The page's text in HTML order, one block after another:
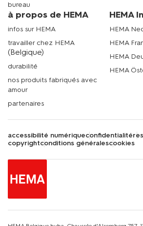
bureau
à propos de HEMA
infos sur HEMA
travailler chez HEMA
(Belgique)
durabilité
nos produits fabriqués avec
amour
partenaires
HEMA
HEMA
HEMA
HEMA
HEMA
accessibilité numériqueconfidentialité
copyrightconditions généralescookies